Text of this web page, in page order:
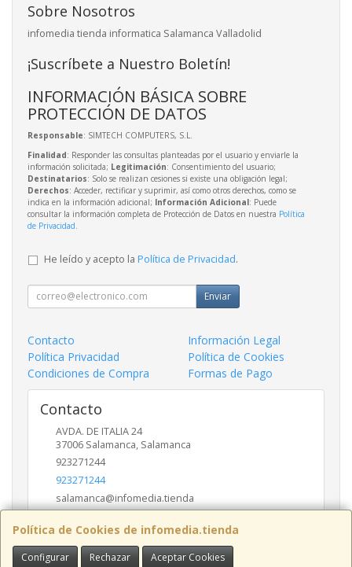
Política de Cookies de infomedia.tienda
Configurar Rechazar Aceptar Cookies
Sobre Nosotros
infomedia tienda informatica Salamanca Valladolid
¡Suscríbete a Nuestro Boletín!
INFORMACIÓN BÁSICA SOBRE
PROTECCIÓN DE DATOS
Responsable: SIMTECH COMPUTERS, S.L.
Finalidad: Responder las consultas planteadas por el usuario y enviarle la
información solicitada; Legitimación: Consentimiento del usuario;
Destinatarios: Solo se realizan cesiones si existe una obligación legal;
Derechos: Acceder, rectificar y suprimir, así como otros derechos, como se
indica en la información adicional; Información Adicional: Puede
consultar la información completa de Protección de Datos en nuestra Política
de Privacidad
He leído y acepto la Política de Privacidad.
Enviar
Contacto
Información Legal
Política Privacidad
Política de Cookies
Condiciones de Compra
Formas de Pago
Contacto
AVDA. DE ITALIA 24
37006 Salamanca, Salamanca
923271244
923271244
salamanca@infomedia.tienda
Horario